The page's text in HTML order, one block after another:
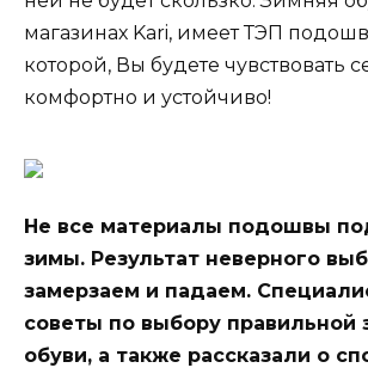
магазинах Kari, имеет ТЭП
которой, Вы будете чувствовать
комфортно и устойчиво!
Не все материалы подошвы
зимы. Результат неверного
замерзаем и падаем.
советы по выбору правильной
обуви, а также рассказали о